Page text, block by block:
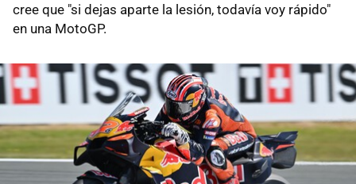
cree que "si dejas aparte la lesión, todavía voy rápido"
en una MotoGP.